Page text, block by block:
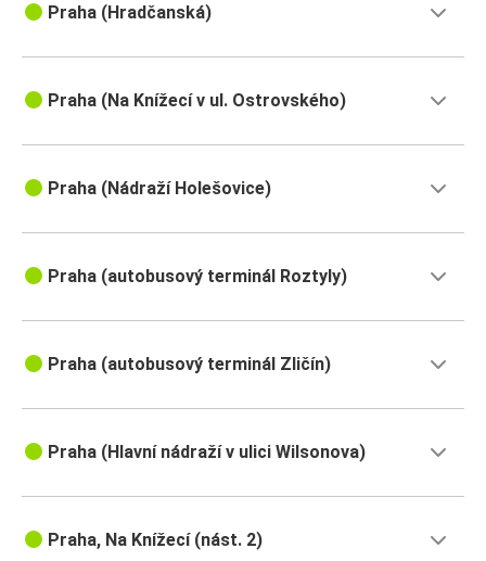
Praha (Hradčanská)
Praha (Na Knížecí v ul. Ostrovského)
Praha (Nádraží Holešovice)
Praha (autobusový terminál Roztyly)
Praha (autobusový terminál Zličín)
Praha (Hlavní nádraží v ulici Wilsonova)
Praha, Na Knížecí (nást. 2)